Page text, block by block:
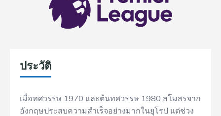
ประวัติ
เมื่อทศวรรษ 1970 และต้นทศวรรษ 1980 สโมสรจาก
อังกฤษประสบความสำเร็จอย่างมากในยุโรป แต่ช่วง